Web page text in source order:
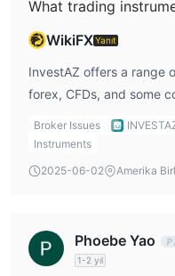
WikiFXYanıt
InvestAZ offers a range
forex, CFDs, and some
offer stocks, bonds, or
options if I want to
Broker Issues
Instruments
2025-06-02
Amerika
Phoebe Yao
1-2 yıl